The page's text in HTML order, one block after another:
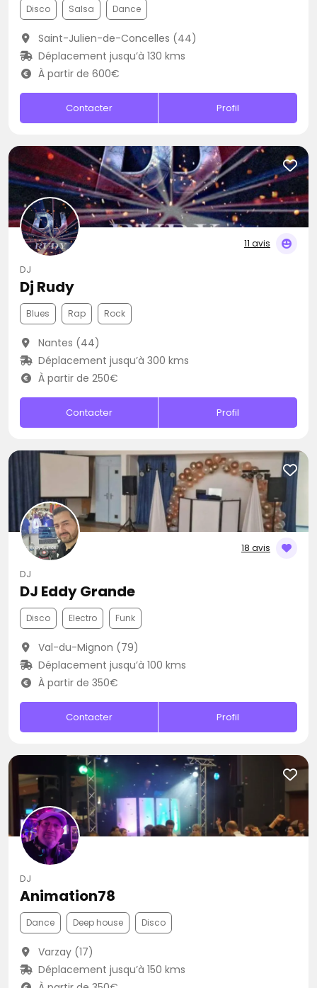
Disco Salsa Dance
Saint-Julien-de-Concelles (44)
Déplacement jusqu’à 130 kms
À partir de 600€
Contacter Profil
11 avis
DJ
Dj Rudy
Blues Rap Rock
Nantes (44)
Déplacement jusqu’à 300 kms
À partir de 250€
Contacter Profil
18 avis
DJ
DJ Eddy Grande
Disco Electro Funk
Val-du-Mignon (79)
Déplacement jusqu’à 100 kms
À partir de 350€
Contacter Profil
DJ
Animation78
Dance Deep house Disco
Varzay (17)
Déplacement jusqu’à 150 kms